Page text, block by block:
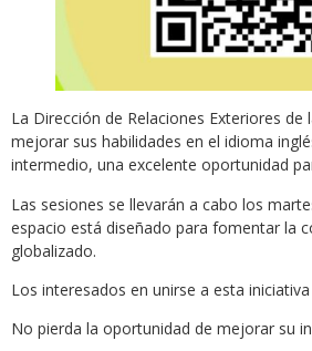
La Dirección de Relaciones Exteriores
mejorar sus habilidades en el idioma
intermedio, una excelente oportunidad
Las sesiones se llevarán a cabo los
espacio está diseñado para fomentar la
globalizado.
Los interesados en unirse a esta
No pierda la oportunidad de mejorar su